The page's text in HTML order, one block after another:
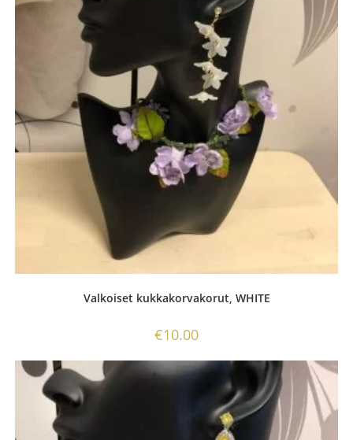
Valkoiset kukkakorvakorut, WHITE
€10.00